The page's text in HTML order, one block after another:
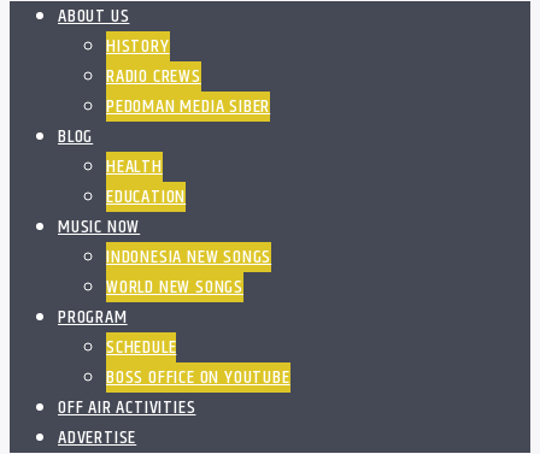
ABOUT US
HISTORY
RADIO CREWS
PEDOMAN MEDIA SIBER
BLOG
HEALTH
EDUCATION
MUSIC NOW
INDONESIA NEW SONGS
WORLD NEW SONGS
PROGRAM
SCHEDULE
BOSS OFFICE ON YOUTUBE
OFF AIR ACTIVITIES
ADVERTISE